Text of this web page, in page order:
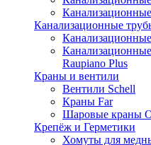
Канализационные
Raupiano Plus
Краны и вентили
Вентили Schell
Краны Far
Шаровые краны
Крепёж и Герметики
Хомуты для